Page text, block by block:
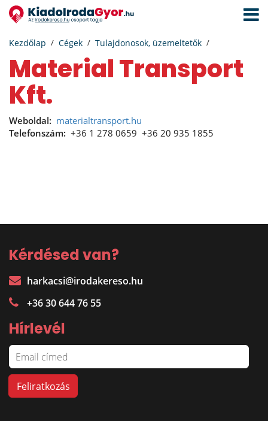
Kezdőlap Cégek Tulajdonosok, üzemeltetők
Material Transport
Kft.
Weboldal: materialtransport.hu
Telefonszám: +36 1 278 0659 +36 20 935 1855
Kérdésed van?
harkacsi@irodakereso.hu
+36 30 644 76 55
Hírlevél